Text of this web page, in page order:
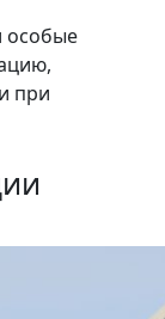
особые
при